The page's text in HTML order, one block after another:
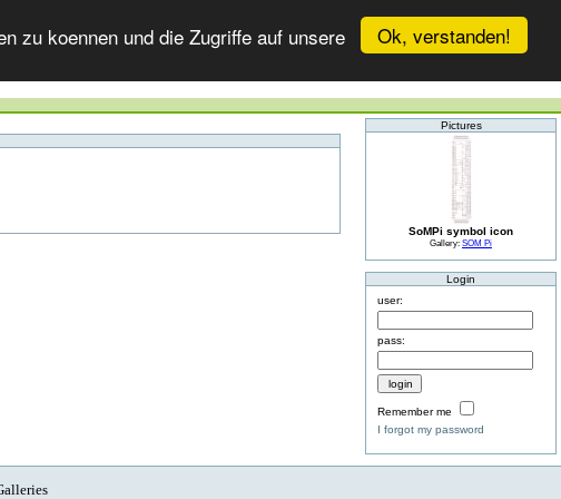
Ok, verstanden!
zu koennen und die Zugriffe auf unsere
Pictures
SoMPi symbol icon
Gallery: SOM Pi
Login
user:
pass:
Remember me
I forgot my password